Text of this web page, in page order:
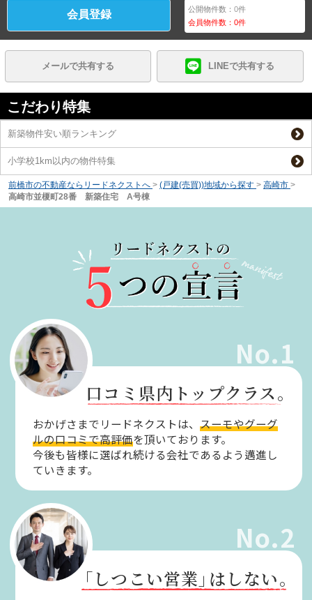
会員登録 公開物件数：0件
会員物件数：0件
メールで共有する LINEで共有する
こだわり特集
新築物件安い順ランキング
小学校1km以内の物件特集
前橋市の不動産ならリードネクストへ > (戸建(売買))地域から探す > 高崎市 >
高崎市並榎町28番 新築住宅 A号棟
No.1
口コミ県内トップクラス。
おかげさまでリードネクストは、スーモやグーグ
ルの口コミで高評価を頂いております。
今後も皆様に選ばれ続ける会社であるよう邁進し
ていきます。
No.2
「しつこい営業」はしない。